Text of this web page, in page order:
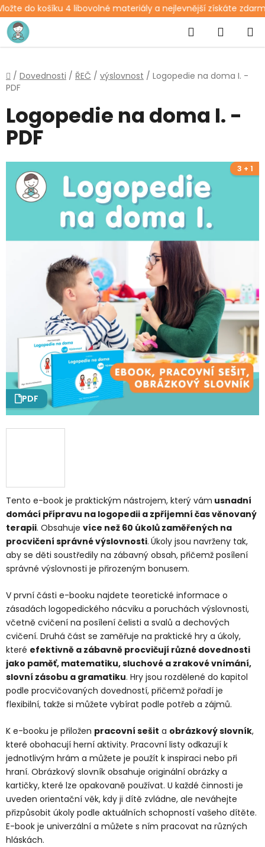
do košíku 4 libovolné materiály a nejlevnější získáte
Přejít
na
obsah
Hledat
KOŠÍK
Domů
/ Dovednosti / ŘEČ / výslovnost / Logopedie na doma I. -
PDF
Tento e-book je praktickým nástrojem, který vám usnadní
domácí přípravu na logopedii a zpříjemní čas věnovaný
terapii. Obsahuje více než 60 úkolů zaměřených na
procvičení správné výslovnosti. Úkoly jsou navrženy tak,
aby se děti soustředily na zábavný obsah, přičemž posílení
správné výslovnosti je přirozeným bonusem.
V první části e-booku najdete teoretické informace o
zásadách logopedického nácviku a poruchách výslovnosti,
včetně cvičení na posílení čelisti a svalů a dechových
cvičení. Druhá část se zaměřuje na praktické hry a úkoly,
které efektivně a zábavně procvičují různé dovednosti
jako paměť, matematiku, sluchové a zrakové vnímání,
slovní zásobu a gramatiku. Hry jsou rozdělené do kapitol
podle procvičovaných dovedností, přičemž pořadí je
flexibilní, takže si můžete vybírat podle potřeb a zájmů.
K e-booku je přiložen pracovní sešit a obrázkový slovník,
které obohacují herní aktivity. Pracovní listy odkazují k
jednotlivým hrám a můžete je použít k inspiraci nebo při
hraní. Obrázkový slovník obsahuje originální obrázky a
kartičky, které lze opakovaně používat. U každé činnosti je
uveden orientační věk, kdy ji dítě zvládne, ale neváhejte
přizpůsobit úkoly podle aktuálních schopností vašeho dítěte.
E-book je univerzální a můžete s ním pracovat na různých
hláskách.
Logopedie na doma I. -
PDF
3 + 1
PDF